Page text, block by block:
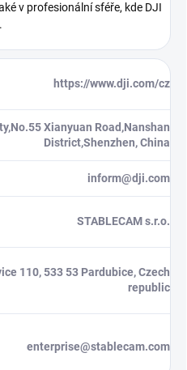
v profesionální sféře, kde DJI
https://www.dji.com/cz
Xianyuan Road,Nanshan
District,Shenzhen, China
inform@dji.com
STABLECAM s.r.o.
110, 533 53 Pardubice, Czech
republic
enterprise@stablecam.com